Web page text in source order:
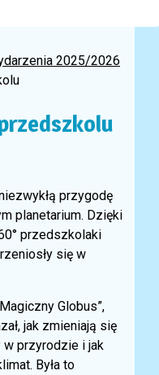
2025/2026
przygodę
planetarium. Dzięki
przedszkolaki
się w
Globus”,
jak zmieniają się
w przyrodzie i jak
Była to